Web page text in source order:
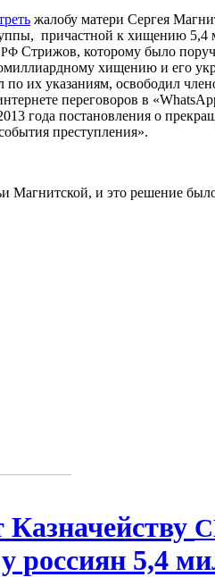
жалобу матери Сергея
причастной к хищению 5,4
РФ Стрижов, которому было
хищению и его
их указаниям, освободил
переговоров в
года постановления о
преступления».
Магнитской, и это решение
Казначейству
5,4